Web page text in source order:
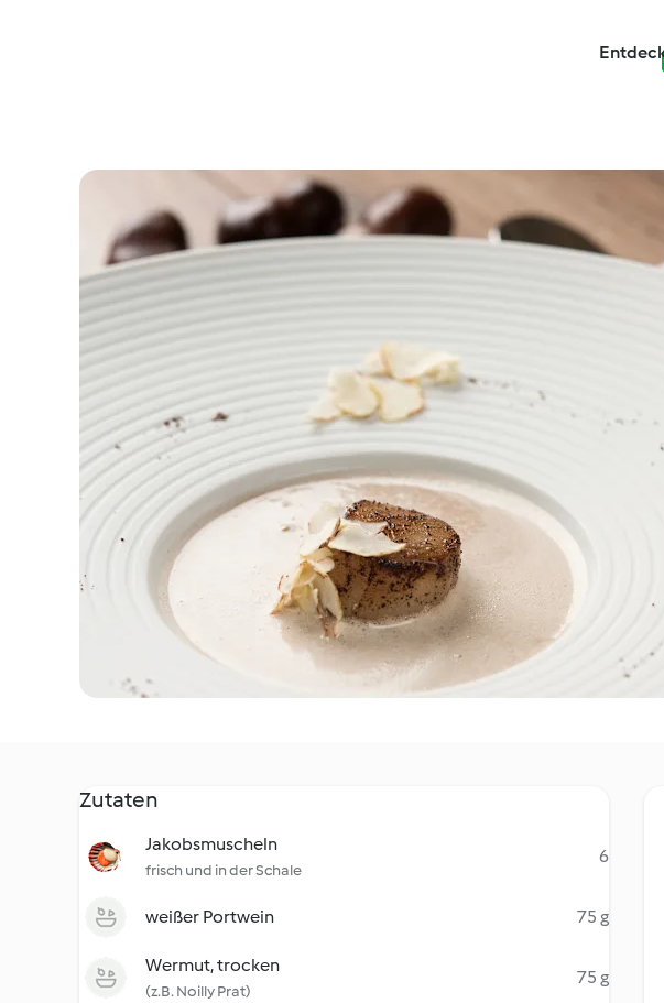
Zutaten
Jakobsmuscheln
frisch und in der Schale
6
weißer Portwein 75 g
Wermut, trocken
(z.B. Noilly Prat)
75 g